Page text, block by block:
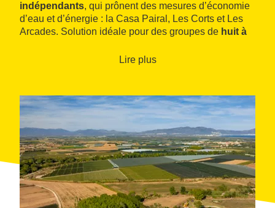
indépendants, qui prônent des mesures d’économie
d’eau et d’énergie : la Casa Pairal, Les Corts et Les
Arcades. Solution idéale pour des groupes de huit à
Lire plus